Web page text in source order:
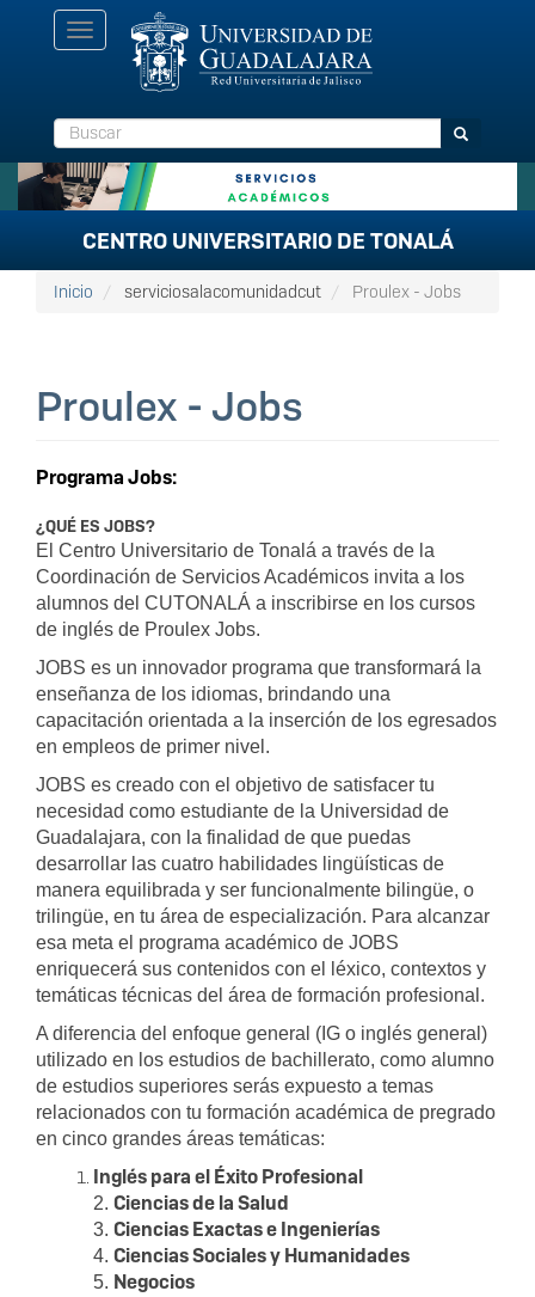
Toggle
navigation
Buscar Buscar
CENTRO UNIVERSITARIO DE TONALÁ
Inicio serviciosalacomunidadcut Proulex - Jobs
Proulex - Jobs
Programa Jobs:
¿QUÉ ES JOBS?
El Centro Universitario de Tonalá a través de la
Coordinación de Servicios Académicos invita a los
alumnos del CUTONALÁ a inscribirse en los cursos
de inglés de Proulex Jobs.
JOBS es un innovador programa que transformará la
enseñanza de los idiomas, brindando una
capacitación orientada a la inserción de los egresados
en empleos de primer nivel.
JOBS es creado con el objetivo de satisfacer tu
necesidad como estudiante de la Universidad de
Guadalajara, con la finalidad de que puedas
desarrollar las cuatro habilidades lingüísticas de
manera equilibrada y ser funcionalmente bilingüe, o
trilingüe, en tu área de especialización. Para alcanzar
esa meta el programa académico de JOBS
enriquecerá sus contenidos con el léxico, contextos y
temáticas técnicas del área de formación profesional.
A diferencia del enfoque general (IG o inglés general)
utilizado en los estudios de bachillerato, como alumno
de estudios superiores serás expuesto a temas
relacionados con tu formación académica de pregrado
en cinco grandes áreas temáticas:
Inglés para el Éxito Profesional
2. Ciencias de la Salud
3. Ciencias Exactas e Ingenierías
4. Ciencias Sociales y Humanidades
5. Negocios